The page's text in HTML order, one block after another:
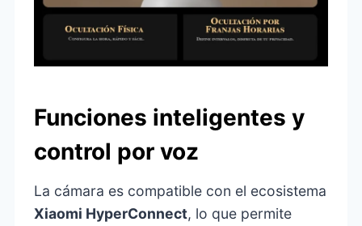
Funciones inteligentes y
control por voz
La cámara es compatible con el ecosistema
Xiaomi HyperConnect, lo que permite